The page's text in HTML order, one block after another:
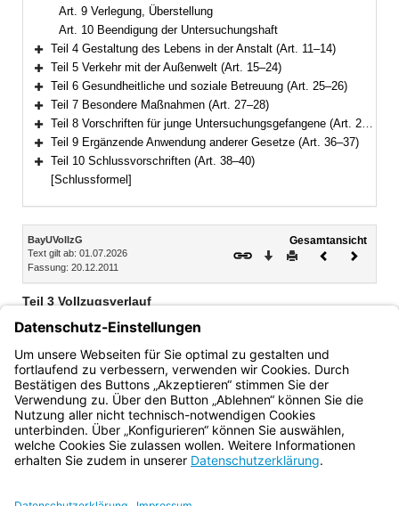
Art. 9 Verlegung, Überstellung
Art. 10 Beendigung der Untersuchungshaft
Bereich erweitern
Teil 4 Gestaltung des Lebens in der Anstalt (Art. 11–14)
Bereich erweitern
Teil 5 Verkehr mit der Außenwelt (Art. 15–24)
Bereich erweitern
Teil 6 Gesundheitliche und soziale Betreuung (Art. 25–26)
Bereich erweitern
Teil 7 Besondere Maßnahmen (Art. 27–28)
Bereich erweitern
Teil 8 Vorschriften für junge Untersuchungsgefangene (Art. 29–35)
Bereich erweitern
Teil 9 Ergänzende Anwendung anderer Gesetze (Art. 36–37)
Bereich erweitern
Teil 10 Schlussvorschriften (Art. 38–40)
[Schlussformel]
Inhalt
BayUVollzG
Text gilt ab: 01.07.2026
Fassung: 20.12.2011
Gesamtansicht
Download
DruckenVorheriges
Teil 3 Vollzugsverlauf
Art. 8 Aufnahme in die Anstalt
Art. 9 Verlegung, Überstellung
Art. 10 Beendigung der Untersuchungshaft
Bayern.de
BayernPortal